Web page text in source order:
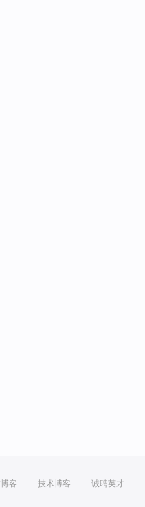
客 技术博客 诚聘英才